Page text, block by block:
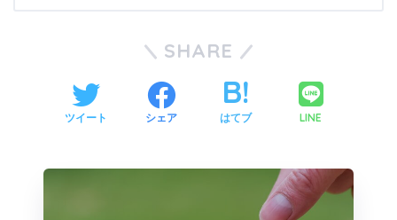
SHARE
ツイート シェア はてブ LINE